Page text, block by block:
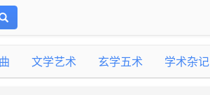
文学艺术 玄学五术 学术杂记